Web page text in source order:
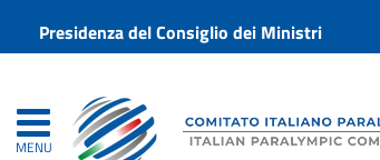
Presidenza del Consiglio dei Ministri
MENU